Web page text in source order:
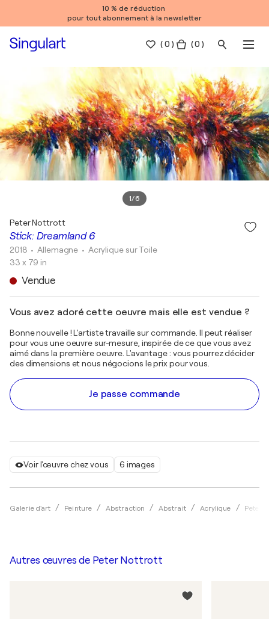
10 % de réduction
pour tout abonnement à la newsletter
(0 ) ( 0 )
1/6
Voir l'œuvre chez vous 6 images
Galerie d'art Peinture Abstraction Abstrait Acrylique Peter
Stick: Dreamland 6
Peter Nottrott
2018 • Allemagne • Acrylique sur Toile
33 x 79 in
Vendue
Vous avez adoré cette oeuvre mais elle est vendue ?
Bonne nouvelle ! L'artiste travaille sur commande. Il peut réaliser
pour vous une oeuvre sur-mesure, inspirée de ce que vous avez
aimé dans la première oeuvre. L'avantage : vous pourrez décider
des dimensions et nous négocions le prix pour vous.
Je passe commande
Autres œuvres de Peter Nottrott